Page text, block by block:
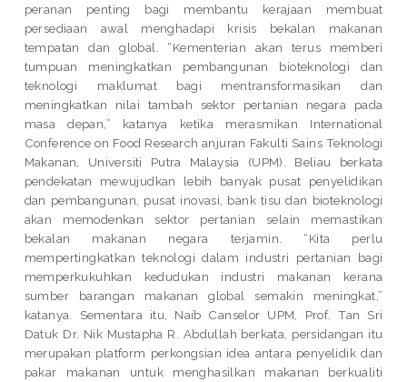
peranan penting bagi membantu kerajaan membuat
persediaan awal menghadapi krisis bekalan makanan
tempatan dan global. “Kementerian akan terus memberi
tumpuan meningkatkan pembangunan bioteknologi dan
teknologi maklumat bagi mentransformasikan dan
meningkatkan nilai tambah sektor pertanian negara pada
masa depan,” katanya ketika merasmikan International
Conference on Food Research anjuran Fakulti Sains Teknologi
Makanan, Universiti Putra Malaysia (UPM). Beliau berkata
pendekatan mewujudkan lebih banyak pusat penyelidikan
dan pembangunan, pusat inovasi, bank tisu dan bioteknologi
akan memodenkan sektor pertanian selain memastikan
bekalan makanan negara terjamin. “Kita perlu
mempertingkatkan teknologi dalam industri pertanian bagi
memperkukuhkan kedudukan industri makanan kerana
sumber barangan makanan global semakin meningkat,”
katanya. Sementara itu, Naib Canselor UPM, Prof. Tan Sri
Datuk Dr. Nik Mustapha R. Abdullah berkata, persidangan itu
merupakan platform perkongsian idea antara penyelidik dan
pakar makanan untuk menghasilkan makanan berkualiti